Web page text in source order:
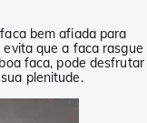
bem afiada para
que a faca rasgue
faca, pode desfrutar
plenitude.